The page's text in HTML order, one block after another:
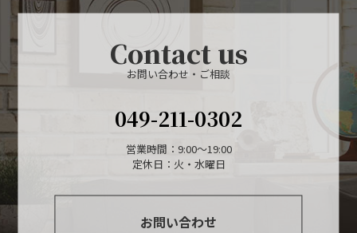
Contact us
お問い合わせ・ご相談
049-211-0302
営業時間：9:00〜19:00
定休日：火・水曜日
お問い合わせ